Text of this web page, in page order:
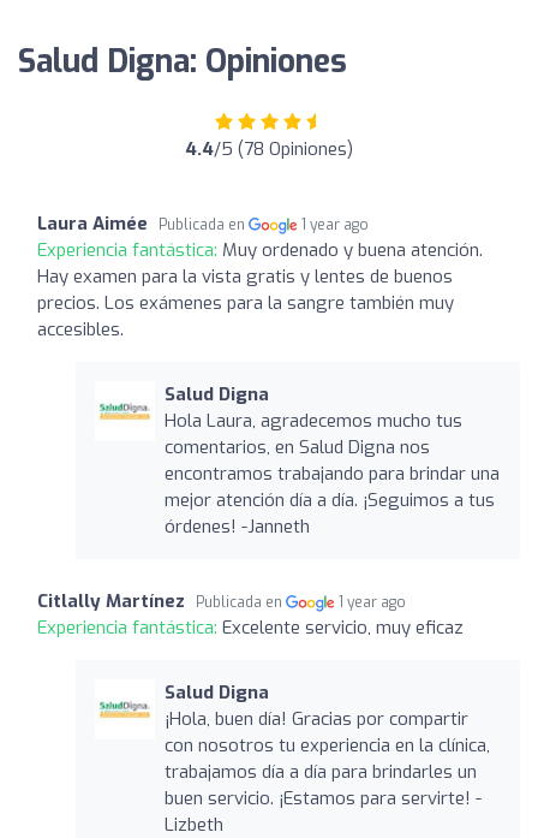
Salud Digna: Opiniones
4.4/5 (78 Opiniones)
Laura Aimée Publicada en 1 year ago
Experiencia fantástica: Muy ordenado y buena atención.
Hay examen para la vista gratis y lentes de buenos
precios. Los exámenes para la sangre también muy
accesibles.
Salud Digna
Hola Laura, agradecemos mucho tus
comentarios, en Salud Digna nos
encontramos trabajando para brindar una
mejor atención día a día. ¡Seguimos a tus
órdenes! -Janneth
Citlally Martínez Publicada en 1 year ago
Experiencia fantástica: Excelente servicio, muy eficaz
Salud Digna
¡Hola, buen día! Gracias por compartir
con nosotros tu experiencia en la clínica,
trabajamos día a día para brindarles un
buen servicio. ¡Estamos para servirte! -
Lizbeth